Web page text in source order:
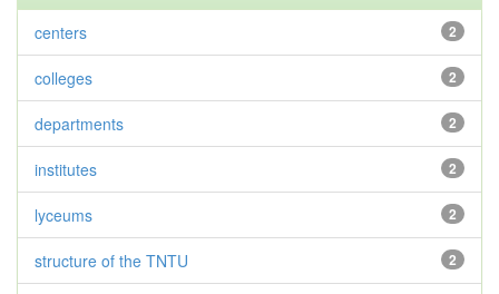
2
centers
2
colleges
2
departments
2
institutes
2
lyceums
2
structure of the TNTU